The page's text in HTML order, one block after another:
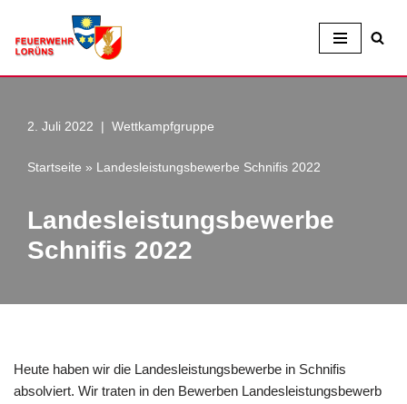
Zum
2. Juli 2022 Wettkampfgruppe
Startseite » Landesleistungsbewerbe Schnifis 2022
Landesleistungsbewerbe
Schnifis 2022
Heute haben wir die Landesleistungsbewerbe in Schnifis
absolviert. Wir traten in den Bewerben Landesleistungsbewerb